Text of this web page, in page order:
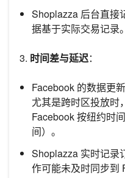
Shoplazza 后台直接
据基于实际交易记录。
3. 时间差与延迟：
Facebook 的数据更
尤其是跨时区投放时
Facebook 按纽约时
间）。
Shoplazza 实时记录
作可能未及时同步到